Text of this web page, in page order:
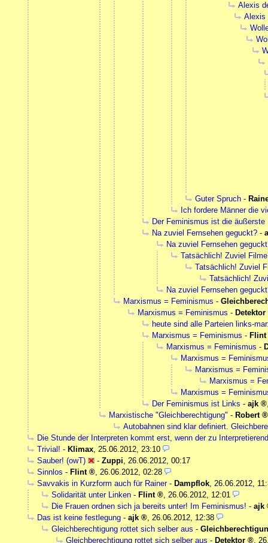
Alexis
Alexis
Guter Spruch -
Ich fordere Männer die
Der Feminismus ist die
Na zuviel Fernsehen geguckt? -
Na zuviel Fernsehen
Tatsächlich! Zuviel
Tatsächlich! Zuviel
Tatsächlich!
Na zuviel Fernsehen
Marxismus = Feminismus -
Marxismus = Feminismus - Detektor
heute sind alle Parteien links-
Marxismus = Feminismus - Flint
Marxismus = Feminismus -
Marxismus =
Marxismus =
Marxismus =
Marxismus =
Der Feminismus ist Links - ajk
Marxistische "Gleichberechtigung" - Robert
Autobahnen sind klar definiert.
Die Stunde der Interpreten kommt erst, wenn der zu
Trivial! - Klimax, 25.06.2012, 23:10
Sauber! (owT)
- Zuppi, 26.06.2012, 00:17
Sinnlos - Flint , 26.06.2012, 02:28
Savvakis in Kurzform auch für Rainer- Dampflok, 26.06.2012,
Solidarität unter Linken - Flint , 26.06.2012, 12:01
Die Frauen ordnen sich ja bereits unter! Im Feminismus! - ajk
Das ist keine festlegung - ajk , 26.06.2012, 12:38
Gleichberechtigung rottet sich selber aus -
Gleichberechtigung rottet sich selber aus - Detektor ,